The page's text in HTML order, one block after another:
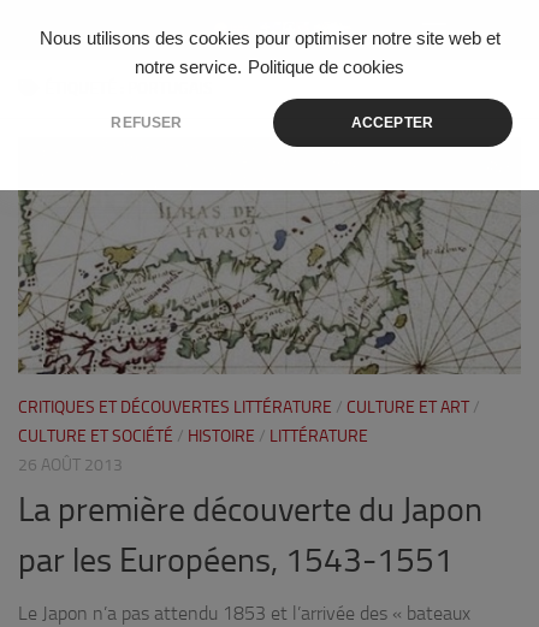
Nous utilisons des cookies pour optimiser notre site web et
notre service. Politique de cookies
REFUSER ACCEPTER
Skip to content
CRITIQUES ET DÉCOUVERTES LITTÉRATURE / CULTURE ET ART /
CULTURE ET SOCIÉTÉ / HISTOIRE / LITTÉRATURE
26 AOÛT 2013
La première découverte du Japon
par les Européens, 1543-1551
Le Japon n’a pas attendu 1853 et l’arrivée des « bateaux